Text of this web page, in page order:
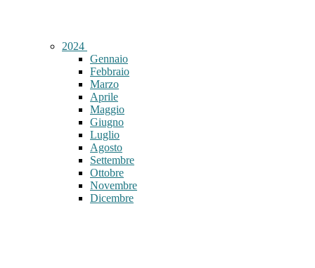
2024
Gennaio
Febbraio
Marzo
Aprile
Maggio
Giugno
Luglio
Agosto
Settembre
Ottobre
Novembre
Dicembre